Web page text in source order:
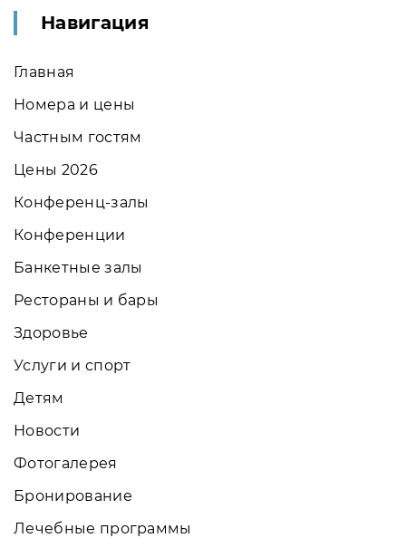
Навигация
Главная
Номера и цены
Частным гостям
Цены 2026
Конференц-залы
Конференции
Банкетные залы
Рестораны и бары
Здоровье
Услуги и спорт
Детям
Новости
Фотогалерея
Бронирование
Лечебные программы